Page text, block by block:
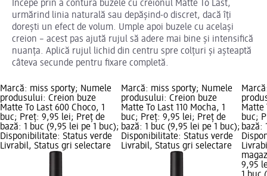
Începe prin a contura buzele cu creionul Matte To Last,
urmărind linia naturală sau depășind-o discret, dacă îți
dorești un efect de volum. Umple apoi buzele cu același
creion – acest pas ajută rujul să adere mai bine și intensifică
nuanța. Aplică rujul lichid din centru spre colțuri și așteaptă
câteva secunde pentru fixare completă.
Marcă: miss sporty; Numele
produsului: Creion buze
Matte To Last 600 Choco, 1
buc; Preț: 9,95 lei; Preț de
bază: 1 buc (9,95 lei pe 1 buc);
Disponibilitate: Status verde
Livrabil, Status gri selectare
Marcă: miss sporty; Numele
produsului: Creion buze
Matte To Last 110 Mocha, 1
buc; Preț: 9,95 lei; Preț de
bază: 1 buc (9,95 lei pe 1 buc);
Disponibilitate: Status verde
Livrabil, Status gri selectare
Matte
buc;
bază:
9,95